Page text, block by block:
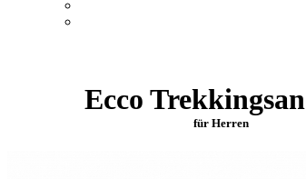
Ecco
für Herren